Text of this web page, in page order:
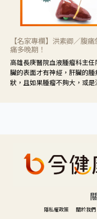
【名家專欄】洪素卿／腹
痛多晚期！
高雄長庚醫院血液腫瘤科主
臟的表面才有神經，肝臟的
狀，且如果腫瘤不夠大，或
隱私權政策 關於我們